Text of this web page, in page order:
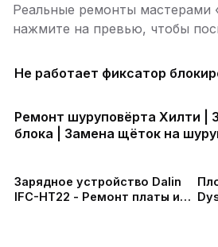
Реальные ремонты
нажмите на превью, чтобы
Не работает фиксатор
Ремонт шуруповёрта Хилти |
блока | Замена щёток на
Зарядное устройство Dalin
IFC-HT22 - Ремонт платы и